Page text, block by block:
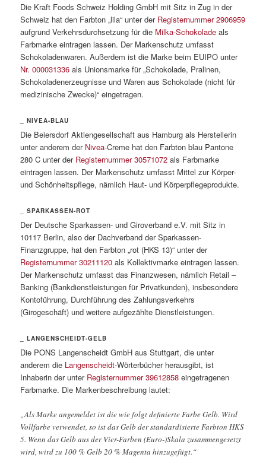
Die Kraft Foods Schweiz Holding GmbH mit Sitz in Zug in der
Schweiz hat den Farbton „lila“ unter der Registernummer 2906959
aufgrund Verkehrsdurchsetzung für die Milka-Schokolade als
Farbmarke eintragen lassen. Der Markenschutz umfasst
Schokoladenwaren. Außerdem ist die Marke beim EUIPO unter
Nr. 000031336 als Unionsmarke für „Schokolade, Pralinen,
Schokoladenerzeugnisse und Waren aus Schokolade (nicht für
medizinische Zwecke)“ eingetragen.
_ NIVEA-BLAU
Die Beiersdorf Aktiengesellschaft aus Hamburg als Herstellerin
unter anderem der Nivea-Creme hat den Farbton blau Pantone
280 C unter der Registernummer 30571072 als Farbmarke
eintragen lassen. Der Markenschutz umfasst Mittel zur Körper-
und Schönheitspflege, nämlich Haut- und Körperpflegeprodukte.
_ SPARKASSEN-ROT
Der Deutsche Sparkassen- und Giroverband e.V. mit Sitz in
10117 Berlin, also der Dachverband der Sparkassen-
Finanzgruppe, hat den Farbton „rot (HKS 13)“ unter der
Registernummer 30211120 als Kollektivmarke eintragen lassen.
Der Markenschutz umfasst das Finanzwesen, nämlich Retail –
Banking (Bankdienstleistungen für Privatkunden), insbesondere
Kontoführung, Durchführung des Zahlungsverkehrs
(Girogeschäft) und weitere aufgezählte Dienstleistungen.
_ LANGENSCHEIDT-GELB
Die PONS Langenscheidt GmbH aus Stuttgart, die unter
anderem die Langenscheidt-Wörterbücher herausgibt, ist
Inhaberin der unter Registernummer 39612858 eingetragenen
Farbmarke. Die Markenbeschreibung lautet:
„Als Marke angemeldet ist die wie folgt definierte Farbe Gelb. Wird
Vollfarbe verwendet, so ist das Gelb der standardisierte Farbton HKS
5. Wenn das Gelb aus der Vier-Farben (Euro-)Skala zusammengesetzt
wird, wird zu 100 % Gelb 20 % Magenta hinzugefügt.“